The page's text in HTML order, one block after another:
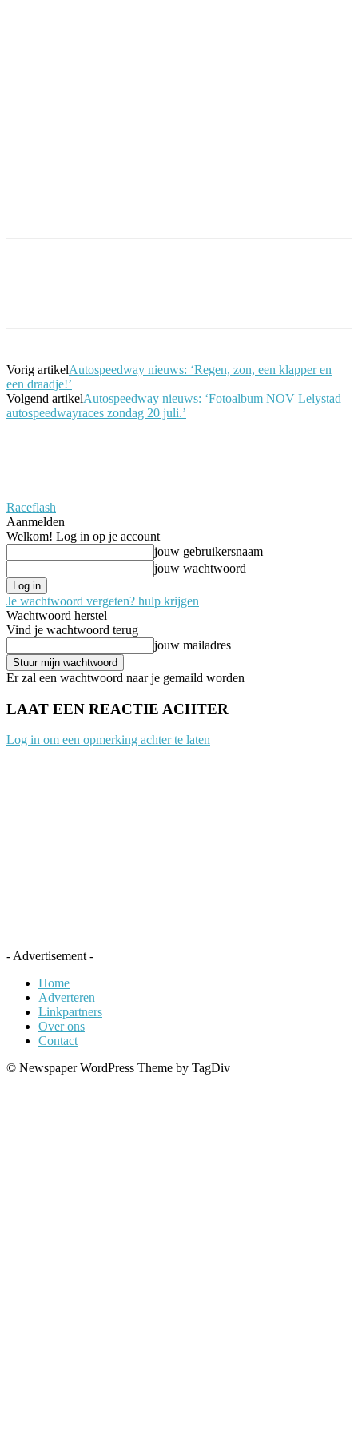
Vorig artikelAutospeedway nieuws: ‘Regen, zon, een klapper en
een draadje!’
Volgend artikelAutospeedway nieuws: ‘Fotoalbum NOV Lelystad
autospeedwayraces zondag 20 juli.’
Raceflash
Aanmelden
Welkom! Log in op je account
jouw gebruikersnaam
jouw wachtwoord
Je wachtwoord vergeten? hulp krijgen
Wachtwoord herstel
Vind je wachtwoord terug
jouw mailadres
Er zal een wachtwoord naar je gemaild worden
LAAT EEN REACTIE ACHTER
Log in om een opmerking achter te laten
- Advertisement -
Home
Adverteren
Linkpartners
Over ons
Contact
© Newspaper WordPress Theme by TagDiv